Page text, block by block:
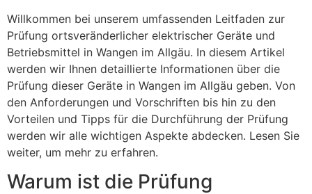
Willkommen bei unserem umfassenden Leitfaden zur
Prüfung ortsveränderlicher elektrischer Geräte und
Betriebsmittel in Wangen im Allgäu. In diesem Artikel
werden wir Ihnen detaillierte Informationen über die
Prüfung dieser Geräte in Wangen im Allgäu geben. Von
den Anforderungen und Vorschriften bis hin zu den
Vorteilen und Tipps für die Durchführung der Prüfung
werden wir alle wichtigen Aspekte abdecken. Lesen Sie
weiter, um mehr zu erfahren.
Warum ist die Prüfung